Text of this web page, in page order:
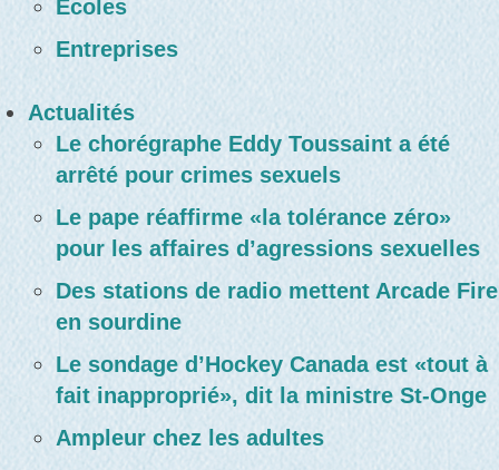
Écoles
Entreprises
Actualités
Le chorégraphe Eddy Toussaint a été
arrêté pour crimes sexuels
Le pape réaffirme «la tolérance zéro»
pour les affaires d’agressions sexuelles
Des stations de radio mettent Arcade Fire
en sourdine
Le sondage d’Hockey Canada est «tout à
fait inapproprié», dit la ministre St-Onge
Ampleur chez les adultes